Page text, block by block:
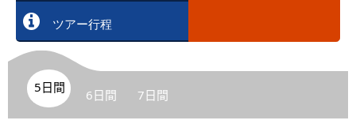
ツアー行程
5日間 6日間 7日間